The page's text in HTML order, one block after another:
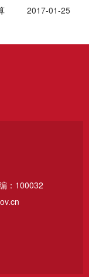
2017-01-25
：100032